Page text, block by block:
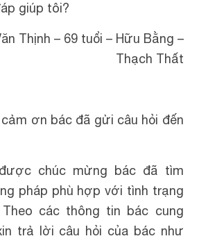
giúp tôi?
Thịnh – 69 tuổi – Hữu Bằng –
Thạch Thất
ơn bác đã gửi câu hỏi đến
chúc mừng bác đã tìm
pháp phù hợp với tình trạng
Theo các thông tin bác cung
trả lời câu hỏi của bác như